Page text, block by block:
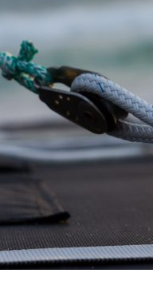
a maintenant son propre